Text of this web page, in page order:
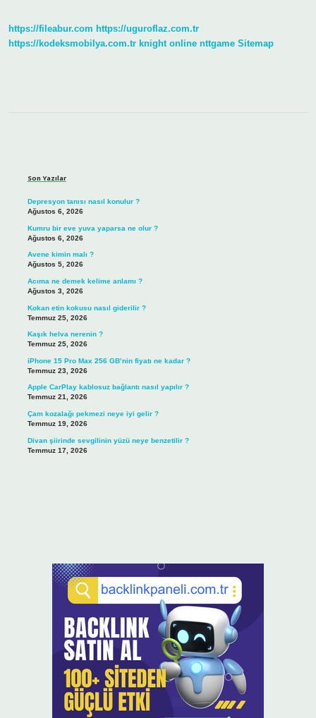
https://fileabur.com https://uguroflaz.com.tr
https://kodeksmobilya.com.tr knight online nttgame Sitemap
Son Yazılar
Depresyon tanısı nasıl konulur ?
Ağustos 6, 2026
Kumru bir eve yuva yaparsa ne olur ?
Ağustos 6, 2026
Avene kimin malı ?
Ağustos 5, 2026
Acıma ne demek kelime anlamı ?
Ağustos 3, 2026
Kokan etin kokusu nasıl giderilir ?
Temmuz 25, 2026
Kaşık helva nerenin ?
Temmuz 25, 2026
iPhone 15 Pro Max 256 GB’nin fiyatı ne kadar ?
Temmuz 23, 2026
Apple CarPlay kablosuz bağlantı nasıl yapılır ?
Temmuz 21, 2026
Çam kozalağı pekmezi neye iyi gelir ?
Temmuz 19, 2026
Divan şiirinde sevgilinin yüzü neye benzetilir ?
Temmuz 17, 2026